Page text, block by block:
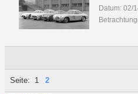
Datum: 02/
Seite: 1 2